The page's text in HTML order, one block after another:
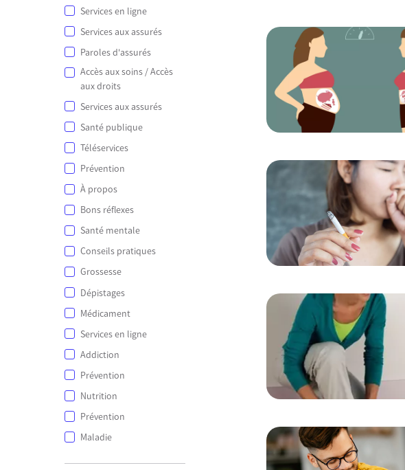
Services en ligne
Services aux assurés
Paroles d'assurés
Accès aux soins / Accès
aux droits
Services aux assurés
Santé publique
Téléservices
Prévention
À propos
Bons réflexes
Santé mentale
Conseils pratiques
Grossesse
Dépistages
Médicament
Services en ligne
Addiction
Prévention
Nutrition
Prévention
Maladie